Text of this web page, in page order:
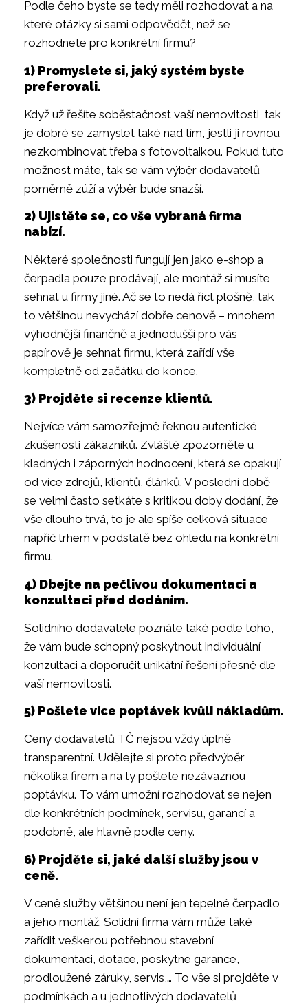
Podle čeho byste se tedy měli rozhodovat a na
které otázky si sami odpovědět, než se
rozhodnete pro konkrétní firmu?
1) Promyslete si, jaký systém byste
preferovali.
Když už řešíte soběstačnost vaší nemovitosti, tak
je dobré se zamyslet také nad tím, jestli ji rovnou
nezkombinovat třeba s fotovoltaikou. Pokud tuto
možnost máte, tak se vám výběr dodavatelů
poměrně zúží a výběr bude snazší.
2) Ujistěte se, co vše vybraná firma
nabízí.
Některé společnosti fungují jen jako e-shop a
čerpadla pouze prodávají, ale montáž si musíte
sehnat u firmy jiné. Ač se to nedá říct plošně, tak
to většinou nevychází dobře cenově – mnohem
výhodnější finančně a jednodušší pro vás
papírově je sehnat firmu, která zařídí vše
kompletně od začátku do konce.
3) Projděte si recenze klientů.
Nejvíce vám samozřejmě řeknou autentické
zkušenosti zákazníků. Zvláště zpozorněte u
kladných i záporných hodnocení, která se opakují
od více zdrojů, klientů, článků. V poslední době
se velmi často setkáte s kritikou doby dodání, že
vše dlouho trvá, to je ale spíše celková situace
napříč trhem v podstatě bez ohledu na konkrétní
firmu.
4) Dbejte na pečlivou dokumentaci a
konzultaci před dodáním.
Solidního dodavatele poznáte také podle toho,
že vám bude schopný poskytnout individuální
konzultaci a doporučit unikátní řešení přesně dle
vaší nemovitosti.
5) Pošlete více poptávek kvůli nákladům.
Ceny dodavatelů TČ nejsou vždy úplně
transparentní. Udělejte si proto předvýběr
několika firem a na ty pošlete nezávaznou
poptávku. To vám umožní rozhodovat se nejen
dle konkrétních podmínek, servisu, garancí a
podobně, ale hlavně podle ceny.
6) Projděte si, jaké další služby jsou v
ceně.
V ceně služby většinou není jen tepelné čerpadlo
a jeho montáž. Solidní firma vám může také
zařídit veškerou potřebnou stavební
dokumentaci, dotace, poskytne garance,
prodloužené záruky, servis,… To vše si projděte v
podmínkách a u jednotlivých dodavatelů